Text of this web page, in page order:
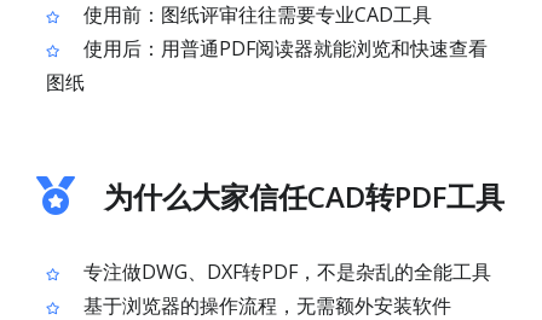
使用前：图纸评审往往需要专业CAD工具
使用后：用普通PDF阅读器就能浏览和快速查看
图纸
为什么大家信任CAD转PDF工具
专注做DWG、DXF转PDF，不是杂乱的全能工具
基于浏览器的操作流程，无需额外安装软件